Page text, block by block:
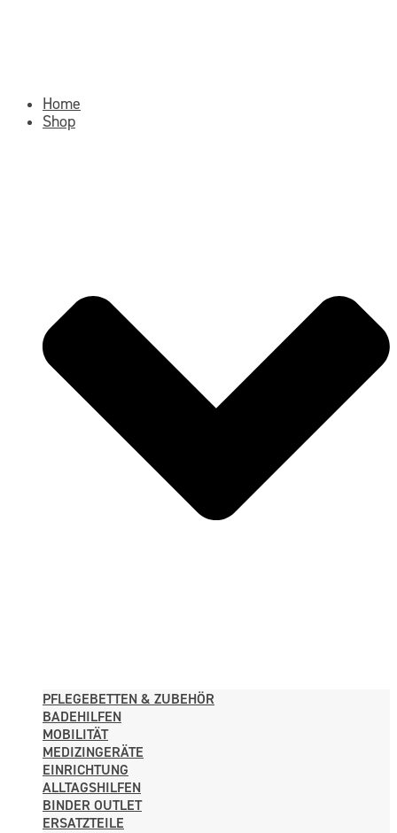
Home
Shop
PFLEGE­BETTEN & ZUBEHÖR
BADEHILFEN
MOBILITÄT
MEDIZINGERÄTE
EINRICHTUNG
ALLTAGS­HILFEN
BINDER OUTLET
ERSATZTEILE